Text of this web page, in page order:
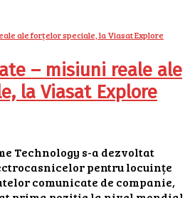
– misiuni reale ale
la Viasat Explore
Technology s-a dezvoltat
pentru locuințe
comunicate de companie,